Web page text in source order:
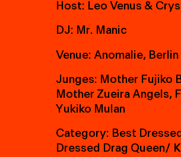
Host: Leo Venus & Crys
DJ: Mr. Manic
Venue: Anomal ie, Ber in
Junges: Mother Fujiko
Mother Zueira Angels, F
Yukiko Mulan
Category: Best Dresse
Dressed Drag Queen/ K